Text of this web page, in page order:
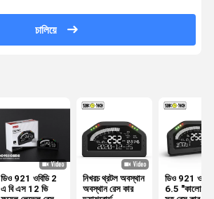
চালিয়ে
ডিও 921 ওবিডি 2
এ বি এস 12 ভি
নিখরচ থ্রটল অবস্থান
অবস্থান রেস কার
ডিও 921
6.5 "কালো